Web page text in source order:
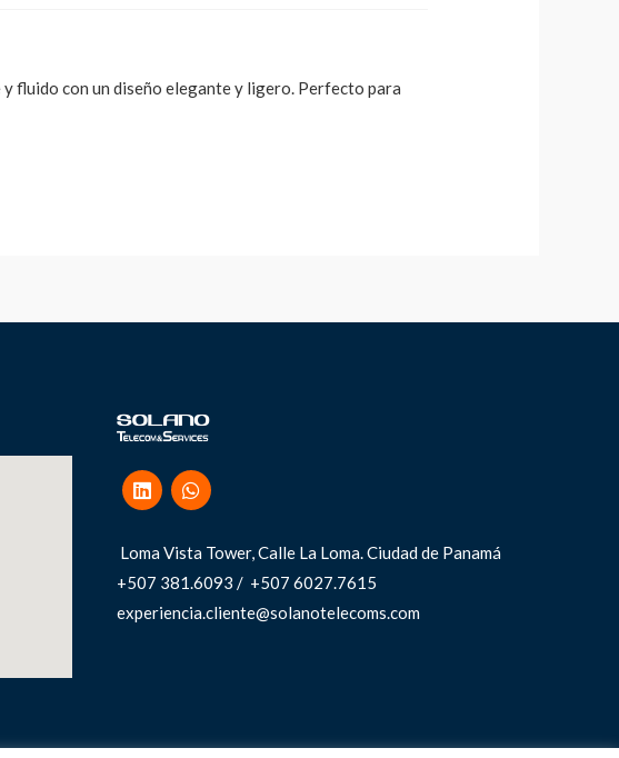
fluido con un diseño elegante y ligero. Perfecto para
Loma Vista Tower, Calle La Loma.Ciudad de Panamá
+507 381.6093 / +507 6027.7615
experiencia.cliente@solanotelecoms.com